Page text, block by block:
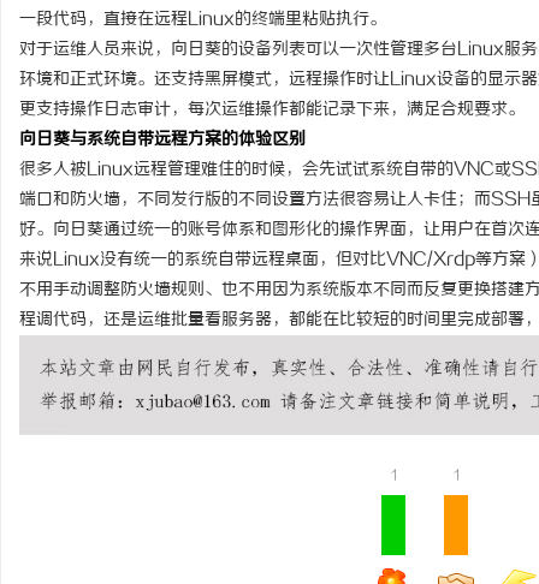
一段代码，直接在远程Linux的终端里粘贴执行。
对于运维人员来说，向日葵的设备列表可以一次性管理多台Linux服
环境和正式环境。还支持黑屏模式，远程操作时让Linux设备的显示
更支持操作日志审计，每次运维操作都能记录下来，满足合规要求。
向日葵与系统自带远程方案的体验区别
很多人被Linux远程管理难住的时候，会先试试系统自带的VNC或
端口和防火墙，不同发行版的不同设置方法很容易让人卡住；而
好。向日葵通过统一的账号体系和图形化的操作界面，让用户在首
来说Linux没有统一的系统自带远程桌面，但对比VNC/Xrdp等方案
不用手动调整防火墙规则、也不用因为系统版本不同而反复更换搭
程调代码，还是运维批量看服务器，都能在比较短的时间里完成部署
1 1